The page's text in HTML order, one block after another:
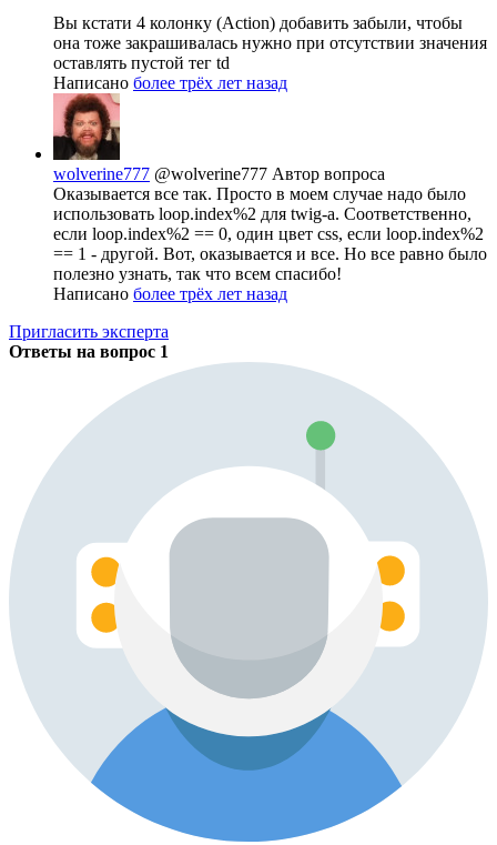
Вы кстати 4 колонку (Action) добавить забыли, чтобы
она тоже закрашивалась нужно при отсутствии значения
оставлять пустой тег td
Написано более трёх лет назад
wolverine777 @wolverine777 Автор вопроса
Оказывается все так. Просто в моем случае надо было
использовать loop.index%2 для twig-a. Соответственно,
если loop.index%2 == 0, один цвет css, если loop.index%2
== 1 - другой. Вот, оказывается и все. Но все равно было
полезно узнать, так что всем спасибо!
Написано более трёх лет назад
Пригласить эксперта
Ответы на вопрос 1